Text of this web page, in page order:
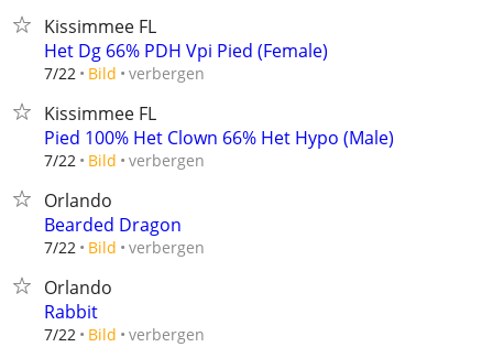
Kissimmee FL
Het Dg 66% PDH Vpi Pied (Female)
7/22 Bild verbergen
Kissimmee FL
Pied 100% Het Clown 66% Het Hypo (Male)
7/22 Bild verbergen
Orlando
Bearded Dragon
7/22 Bild verbergen
Orlando
Rabbit
7/22 Bild verbergen